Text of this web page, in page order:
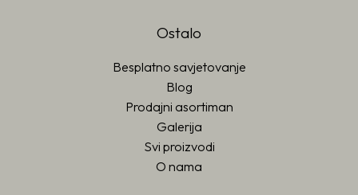
Ostalo
Besplatno savjetovanje
Blog
Prodajni asortiman
Galerija
Svi proizvodi
O nama